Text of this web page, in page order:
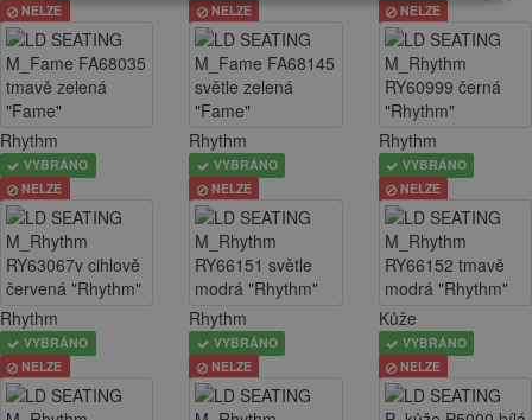
NELZE
NELZE
NELZE
Rhythm
VYBRÁNO
NELZE
Rhythm
VYBRÁNO
NELZE
Rhythm
VYBRÁNO
NELZE
Rhythm
VYBRÁNO
NELZE
Rhythm
VYBRÁNO
NELZE
Kůže
VYBRÁNO
NELZE